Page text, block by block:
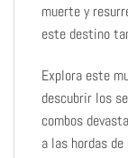
muerte y
este destino
Explora este
descubrir los
combos
a las hordas